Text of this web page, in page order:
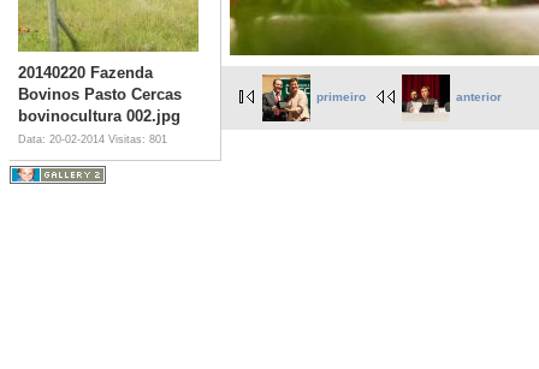
20140220 Fazenda
Bovinos Pasto Cercas
bovinocultura 002.jpg
Data: 20-02-2014 Visitas: 801
primeiro anterior